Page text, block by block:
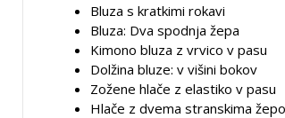
Bluza s kratkimi rokavi
Bluza: Dva spodnja žepa
Kimono bluza z vrvico v pasu
Dolžina bluze: v višini bokov
Zožene hlače z elastiko v pasu
Hlače z dvema stranskima